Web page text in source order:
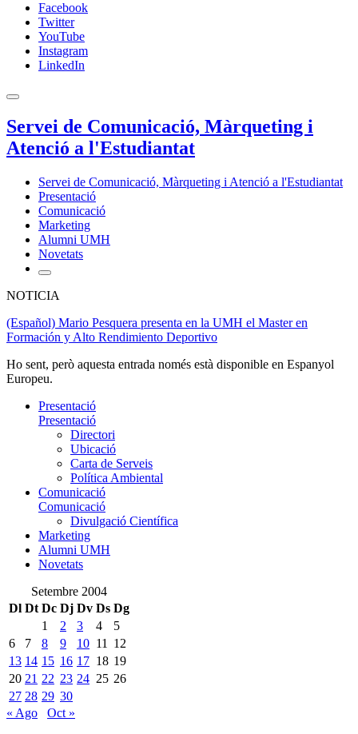
Facebook
Twitter
YouTube
Instagram
LinkedIn
Servei de Comunicació, Màrqueting i
Atenció a l'Estudiantat
Servei de Comunicació, Màrqueting i Atenció a l'Estudiantat
Presentació
Comunicació
Marketing
Alumni UMH
Novetats
NOTICIA
(Español) Mario Pesquera presenta en la UMH el Master en
Formación y Alto Rendimiento Deportivo
Ho sent, però aquesta entrada només està disponible en Espanyol
Europeu.
Presentació
Presentació
Directori
Ubicació
Carta de Serveis
Política Ambiental
Comunicació
Comunicació
Divulgació Científica
Marketing
Alumni UMH
Novetats
Setembre 2004
Dl Dt Dc Dj Dv Ds Dg
1
2 3 4
5
6
7 8 9 10 11
12
13 14 15 16 17 18 19
20 21 22 23 24 25 26
27 28 29 30
« Ago
Oct »